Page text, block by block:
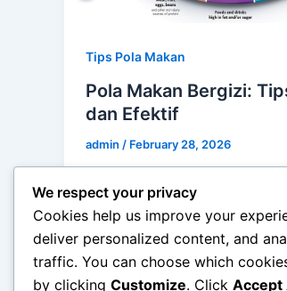
Tips Pola Makan
Pola Makan Bergizi:
dan Efektif
admin / February 28, 2026
Pola Makan Bergizi: Tips
– Pola makan bergizi adalah
untuk menjaga kesehatan
jangka […]
We respect your privacy
Cookies help us improve your
deliver personalized content, and
traffic. You can choose which
by clicking Customize. Click Accept